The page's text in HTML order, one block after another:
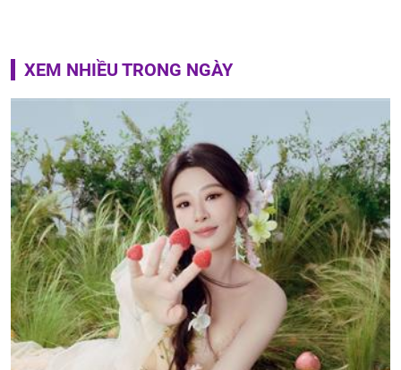
XEM NHIỀU TRONG NGÀY